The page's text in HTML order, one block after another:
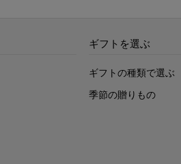
ギフトを選ぶ
ギフトの種類で選ぶ
季節の贈りもの